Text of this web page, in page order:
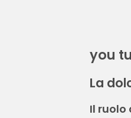
you
La
Il ruolo